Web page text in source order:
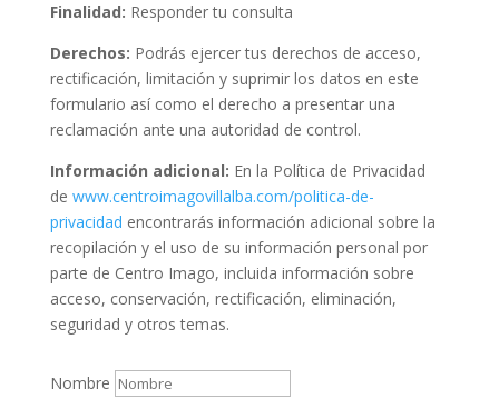
Finalidad: Responder tu consulta
Derechos: Podrás ejercer tus derechos de acceso,
rectificación, limitación y suprimir los datos en este
formulario así como el derecho a presentar una
reclamación ante una autoridad de control.
Información adicional: En la Política de Privacidad
de www.centroimagovillalba.com/politica-de-
privacidad encontrarás información adicional sobre la
recopilación y el uso de su información personal por
parte de Centro Imago, incluida información sobre
acceso, conservación, rectificación, eliminación,
seguridad y otros temas.
Nombre